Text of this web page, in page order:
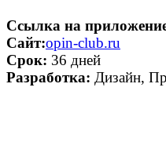
Ссылка на
Сайт:opin-club.ru
Срок: 36 дней
Разработка: Дизайн,